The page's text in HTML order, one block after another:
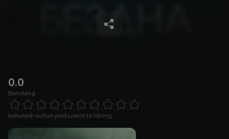
0.0
Baholang
1 Star 2 Stars 3 Stars 4 Stars5 Stars 6 Stars7 Stars8 Stars
baholash uchun yulduzlarni to'ldiring